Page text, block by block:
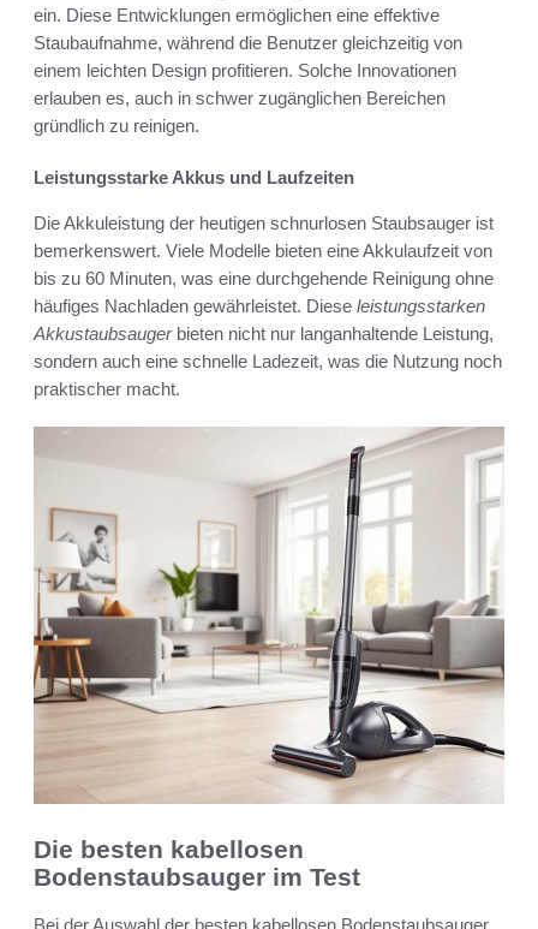
ein. Diese Entwicklungen ermöglichen eine effektive
Staubaufnahme, während die Benutzer gleichzeitig von
einem leichten Design profitieren. Solche Innovationen
erlauben es, auch in schwer zugänglichen Bereichen
gründlich zu reinigen.
Leistungsstarke Akkus und Laufzeiten
Die Akkuleistung der heutigen schnurlosen Staubsauger ist
bemerkenswert. Viele Modelle bieten eine Akkulaufzeit von
bis zu 60 Minuten, was eine durchgehende Reinigung ohne
häufiges Nachladen gewährleistet. Diese leistungsstarken
Akkustaubsaugerbieten nicht nur langanhaltende Leistung,
sondern auch eine schnelle Ladezeit, was die Nutzung noch
praktischer macht.
Die besten kabellosen
Bodenstaubsauger im Test
Bei der Auswahl der besten kabellosen Bodenstaubsauger